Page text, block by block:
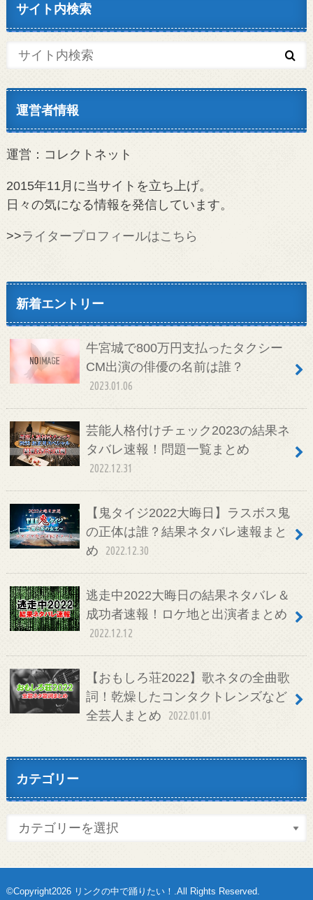
サイト内検索
運営者情報
運営：コレクトネット
2015年11月に当サイトを立ち上げ。
日々の気になる情報を発信しています。
>>ライタープロフィールはこちら
新着エントリー
牛宮城で800万円支払ったタクシー
CM出演の俳優の名前は誰？
2023.01.06
芸能人格付けチェック2023の結果ネ
タバレ速報！問題一覧まとめ
2022.12.31
【鬼タイジ2022大晦日】ラスボス鬼
の正体は誰？結果ネタバレ速報まと
め
2022.12.30
逃走中2022大晦日の結果ネタバレ＆
成功者速報！ロケ地と出演者まとめ
2022.12.12
【おもしろ荘2022】歌ネタの全曲歌
詞！乾燥したコンタクトレンズなど
全芸人まとめ
2022.01.01
カテゴリー
©Copyright2026 リンクの中で踊りたい！ .All Rights Reserved.